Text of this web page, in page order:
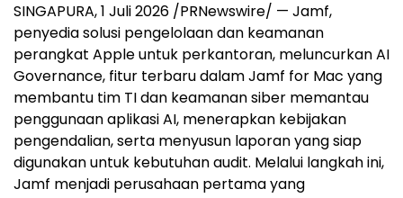
SINGAPURA, 1 Juli 2026 /PRNewswire/ — Jamf,
penyedia solusi pengelolaan dan keamanan
perangkat Apple untuk perkantoran, meluncurkan AI
Governance, fitur terbaru dalam Jamf for Mac yang
membantu tim TI dan keamanan siber memantau
penggunaan aplikasi AI, menerapkan kebijakan
pengendalian, serta menyusun laporan yang siap
digunakan untuk kebutuhan audit. Melalui langkah ini,
Jamf menjadi perusahaan pertama yang